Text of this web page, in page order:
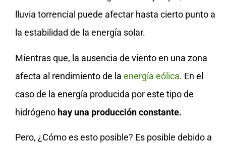
lluvia torrencial puede afectar hasta cierto punto a
la estabilidad de la energía solar.
Mientras que, la ausencia de viento en una zona
afecta al rendimiento de la energía eólica. En el
caso de la energía producida por este tipo de
hidrógeno hay una producción constante.
Pero, ¿Cómo es esto posible? Es posible debido a